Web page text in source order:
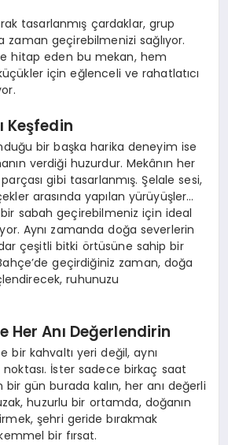
tasarlanmış çardaklar, grup
geçirebilmenizi sağlıyor.
hitap eden bu mekan, hem
için eğlenceli ve rahatlatıcı
Keşfedin
bir başka harika deneyim ise
verdiği huzurdur. Mekânın her
gibi tasarlanmış. Şelale sesi,
arasında yapılan yürüyüşler…
sabah geçirebilmeniz için ideal
Aynı zamanda doğa severlerin
çeşitli bitki örtüsüne sahip bir
geçirdiğiniz zaman, doğa
ruhunuzu
Her Anı Değerlendirin
bir kahvaltı yeri değil, aynı
İster sadece birkaç saat
gün burada kalın, her anı değerli
huzurlu bir ortamda, doğanın
şehri geride bırakmak
bir fırsat.